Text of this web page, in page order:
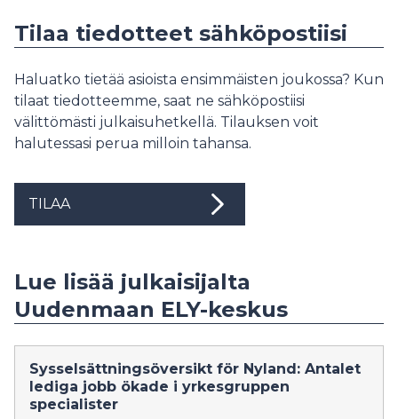
Tilaa tiedotteet sähköpostiisi
Haluatko tietää asioista ensimmäisten joukossa? Kun
tilaat tiedotteemme, saat ne sähköpostiisi
välittömästi julkaisuhetkellä. Tilauksen voit
halutessasi perua milloin tahansa.
TILAA
Lue lisää julkaisijalta
Uudenmaan ELY-keskus
Sysselsättningsöversikt för Nyland: Antalet
lediga jobb ökade i yrkesgruppen
specialister